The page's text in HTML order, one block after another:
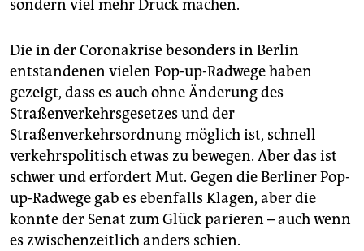
sondern viel mehr Druck machen.
Die in der Coronakrise besonders in Berlin
entstandenen vielen Pop-up-Radwege haben
gezeigt, dass es auch ohne Änderung des
Straßenverkehrsgesetzes und der
Straßenverkehrsordnung möglich ist, schnell
verkehrspolitisch etwas zu bewegen. Aber das ist
schwer und erfordert Mut. Gegen die Berliner Pop-
up-Radwege gab es ebenfalls Klagen, aber die
konnte der Senat zum Glück parieren – auch wenn
es zwischenzeitlich anders schien.